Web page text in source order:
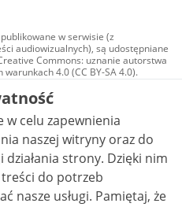
w serwisie (z
audiowizualnych), są udostępniane
Commons: uznanie autorstwa
warunkach 4.0 (CC BY-SA 4.0).
w tym zdjęcia, materiały
na licencji typu
uznanie autorstwa użycie
utworów zależnych 4.0 (CC BY-
nie jest to stwierdzone inaczej.
w celu zapewnienia
naszej witryny oraz do
strony. Dzięki nim
do potrzeb
Pamiętaj, że